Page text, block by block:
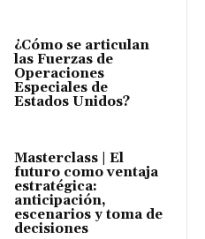
¿Cómo se articulan
las Fuerzas de
Operaciones
Especiales de
Estados Unidos?
Masterclass | El
futuro como ventaja
estratégica:
anticipación,
escenarios y toma de
decisiones